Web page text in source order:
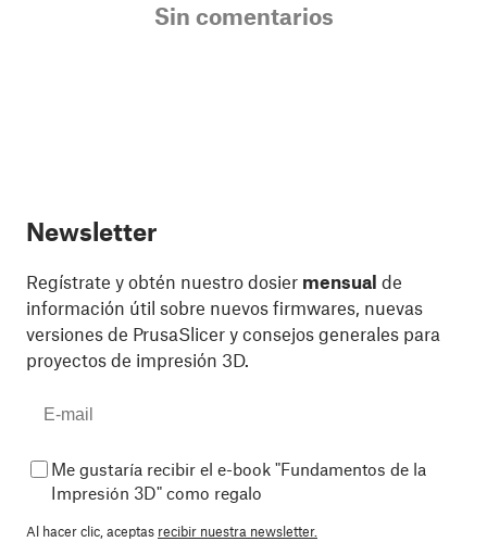
Sin comentarios
Newsletter
Regístrate y obtén nuestro dosier mensual de
información útil sobre nuevos firmwares, nuevas
versiones de PrusaSlicer y consejos generales para
proyectos de impresión 3D.
Me gustaría recibir el e-book "Fundamentos de la
Impresión 3D" como regalo
Al hacer clic, aceptas recibir nuestra newsletter.